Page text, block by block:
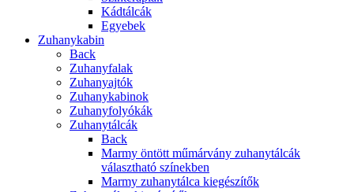
Kádtálcák
Egyebek
Zuhanykabin
Back
Zuhanyfalak
Zuhanyajtók
Zuhanykabinok
Zuhanyfolyókák
Zuhanytálcák
Back
Marmy öntött műmárvány zuhanytálcák
választható színekben
Marmy zuhanytálca kiegészítők